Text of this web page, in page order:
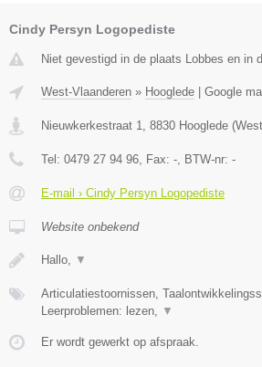
Cindy Persyn Logopediste
Niet gevestigd in de plaats Lobbes en in
West-Vlaanderen » Hooglede Google
Nieuwkerkestraat 1 8830 Hooglede (
Tel: 0479 27 94 96 , Fax: - , BTW-nr: -
E-mail › Cindy Persyn Logopediste
Website onbekend
Hallo, ▼
Articulatiestoornissen,
Leerproblemen: lezen,
▼
Er wordt gewerkt op afspraak.